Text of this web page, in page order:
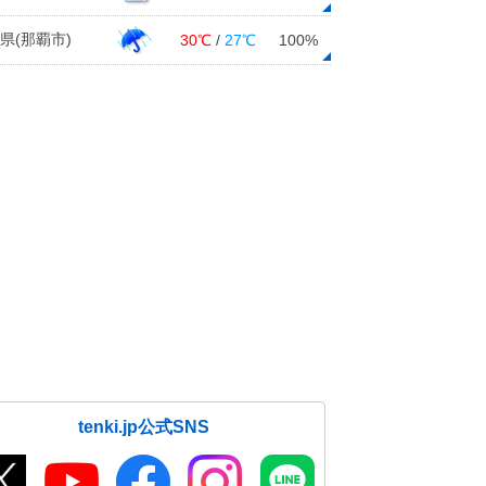
(那覇市) 30℃ / 27℃ 100%
tenki.jp公式SNS